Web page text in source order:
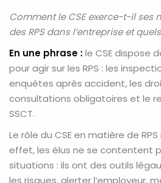
Comment le CSE exerce-t-il ses
des RPS dans l’entreprise et
En une phrase :le CSE dispose
pour agir sur les RPS : les
enquêtes après accident, les
consultations obligatoires et le
SSCT.
Le rôle du CSE en matière de
effet, les élus ne se contentent
situations : ils ont des outils
les risques, alerter l’employeur,